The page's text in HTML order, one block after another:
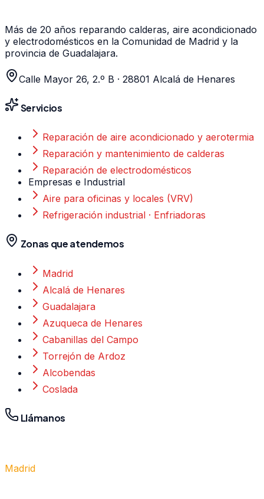
Más de 20 años reparando calderas, aire acondicionado
y electrodomésticos en la Comunidad de Madrid y la
provincia de Guadalajara.
Calle Mayor 26, 2.º B · 28801 Alcalá de Henares
Servicios
Reparación de aire acondicionado y aerotermia
Reparación y mantenimiento de calderas
Reparación de electrodomésticos
Empresas e Industrial
Aire para oficinas y locales (VRV)
Refrigeración industrial · Enfriadoras
Zonas que atendemos
Madrid
Alcalá de Henares
Guadalajara
Azuqueca de Henares
Cabanillas del Campo
Torrejón de Ardoz
Alcobendas
Coslada
Llámanos
Madrid